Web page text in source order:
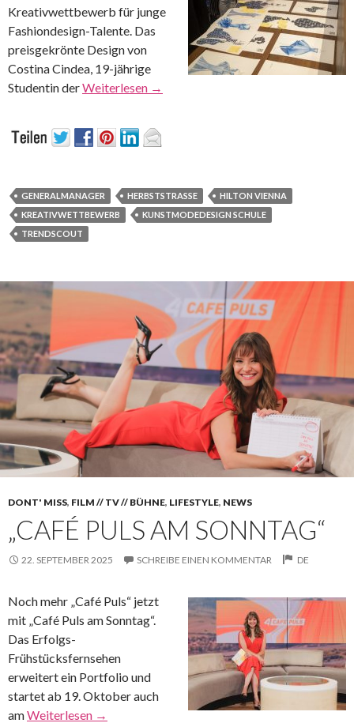
Kreativwettbewerb für junge
Fashiondesign-Talente. Das
preisgekrönte Design von
Costina Cindea, 19-jährige
Studentin derWeiterlesen →
GENERALMANAGER HERBSTSTRASSE
HILTON VIENNA
KREATIVWETTBEWERB
KUNSTMODEDESIGN SCHULE
TRENDSCOUT
DONT' MISS, FILM // TV // BÜHNE, LIFESTYLE, NEWS
„CAFÉ PULS AM SONNTAG“
22. SEPTEMBER 2025 SCHREIBE EINEN KOMMENTAR DE
Noch mehr „Café Puls“ jetzt
mit „Café Puls am Sonntag“.
Das Erfolgs-
Frühstücksfernsehen
erweitert ein Portfolio und
startet ab 19. Oktober auch
amWeiterlesen →